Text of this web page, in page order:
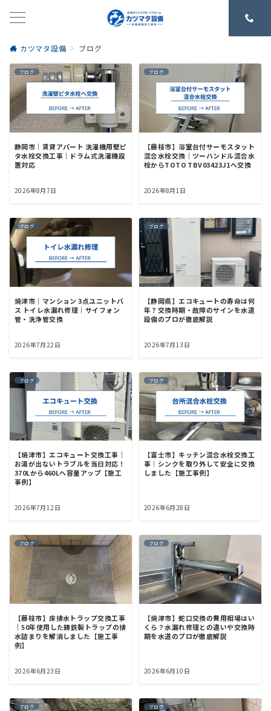
カツマタ設備 ブログ
ブログ
静岡市｜賃貸アパート 洗濯機用壁ピ
タ水栓交換工事｜ドラム式洗濯機設
置対応
2026年8月7日
ブログ
【藤枝市】浴室台付サーモスタット
混合水栓交換｜ツーハンドル混合水
栓からTOTO TBV03423J1へ交換
2026年8月1日
ブログ
焼津市｜マンション 3点ユニットバ
ス トイレ水漏れ修理｜サイフォン
管・洗浄管交換
2026年7月22日
ブログ
【静岡県】エコキュートの寿命は何
年？交換時期・故障のサインを水道
設備のプロが徹底解説
2026年7月13日
ブログ
【焼津市】エコキュート交換工事｜
お湯が出ないトラブルを当日対応！
370Lから460Lへ容量アップ【施工
事例】
2026年7月12日
ブログ
【富士市】キッチン混合水栓交換工
事｜シンクを取り外して安全に交換
しました【施工事例】
2026年6月28日
ブログ
【藤枝市】床排水トラップ交換工事
｜50年使用した鋳鉄製トラップの排
水詰まりを解消しました【施工事
例】
2026年6月23日
ブログ
【焼津市】蛇口交換の費用相場はい
くら？水漏れ修理との違いや交換時
期を水道のプロが徹底解説
2026年6月10日
ブログ ブログ